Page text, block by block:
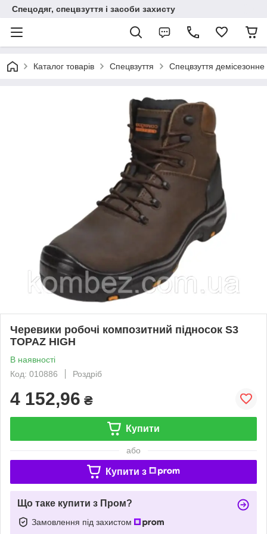
Спецодяг, спецвзуття і засоби захисту
Каталог товарів Спецвзуття Спецвзуття демісезонне
Черевики робочі композитний підносок S3
TOPAZ HIGH
В наявності
Код: 010886
Роздріб
4 152,96 ₴
Купити
або
Купити з
Що таке купити з Пром?
Замовлення під захистом